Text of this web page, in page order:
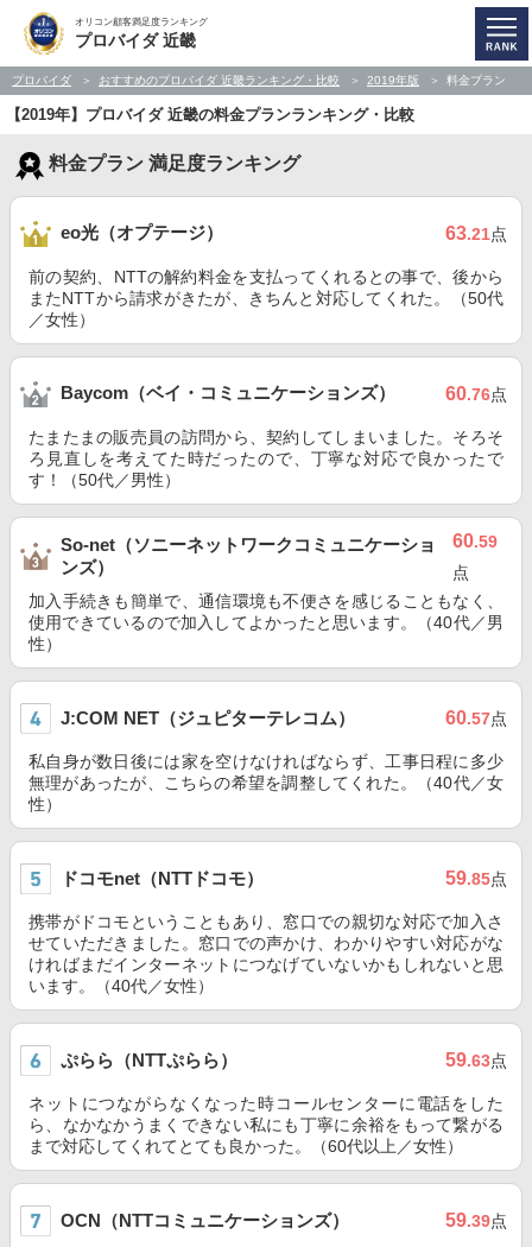
オリコン顧客満足度ランキング
プロバイダ 近畿
プロバイダ おすすめのプロバイダ 近畿ランキング・比較 2019年版 料金プラン
【2019年】プロバイダ 近畿の料金プランランキング・比較
料金プラン 満足度ランキング
eo光（オプテージ） 63.21点
前の契約、NTTの解約料金を支払ってくれるとの事で、後から
またNTTから請求がきたが、きちんと対応してくれた。（50代
／女性）
Baycom（ベイ・コミュニケーションズ） 60.76点
たまたまの販売員の訪問から、契約してしまいました。そろそ
ろ見直しを考えてた時だったので、丁寧な対応で良かったで
す！（50代／男性）
So-net（ソニーネットワークコミュニケーショ
ンズ）
60.59
点
加入手続きも簡単で、通信環境も不便さを感じることもなく、
使用できているので加入してよかったと思います。（40代／男
性）
J:COM NET（ジュピターテレコム） 60.57点
私自身が数日後には家を空けなければならず、工事日程に多少
無理があったが、こちらの希望を調整してくれた。（40代／女
性）
ドコモnet（NTTドコモ） 59.85点
携帯がドコモということもあり、窓口での親切な対応で加入さ
せていただきました。窓口での声かけ、わかりやすい対応がな
ければまだインターネットにつなげていないかもしれないと思
います。（40代／女性）
ぷらら（NTTぷらら） 59.63点
ネットにつながらなくなった時コールセンターに電話をした
ら、なかなかうまくできない私にも丁寧に余裕をもって繋がる
まで対応してくれてとても良かった。（60代以上／女性）
OCN（NTTコミュニケーションズ） 59.39点